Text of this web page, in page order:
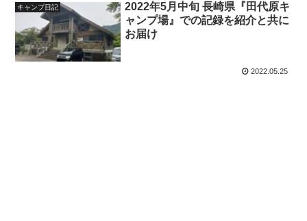
キャンプ日記
2022年5月中旬 長崎県『田代原キ
ャンプ場』での記録を紹介と共に
お届け
2022.05.25